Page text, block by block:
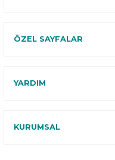
ÖZEL SAYFALAR
YARDIM
KURUMSAL